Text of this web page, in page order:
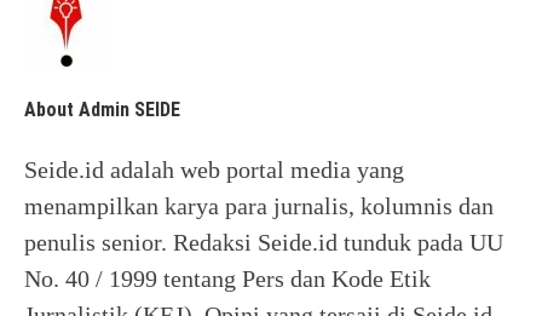
About Admin SEIDE
Seide.id adalah web portal media yang
menampilkan karya para jurnalis, kolumnis dan
penulis senior. Redaksi Seide.id tunduk pada UU
No. 40 / 1999 tentang Pers dan Kode Etik